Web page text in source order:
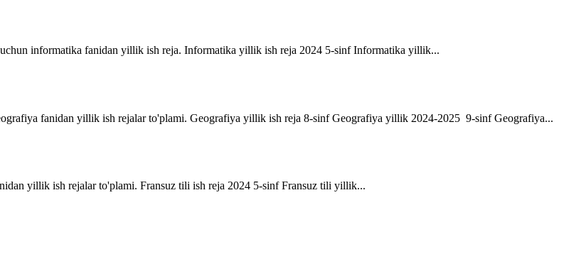
informatika fanidan yillik ish reja. Informatika yillik ish reja 2024 5-sinf Informatika yillik...
fanidan yillik ish rejalar to'plami. Geografiya yillik ish reja 8-sinf Geografiya yillik 2024-2025 9-sinf Geografiya...
yillik ish rejalar to'plami. Fransuz tili ish reja 2024 5-sinf Fransuz tili yillik...